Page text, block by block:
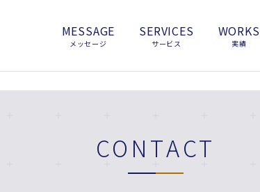
MESSAGE
メッセージ
SERVICES
サービス
WORKS
実績
CONTACT